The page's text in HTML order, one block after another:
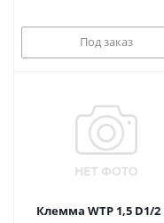
Под заказ
Клемма WTP 1,5 D1/2